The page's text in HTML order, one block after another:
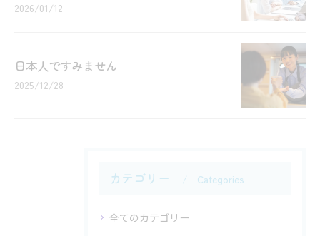
2026/01/12
日本人ですみません
2025/12/28
カテゴリー Categories
全てのカテゴリー